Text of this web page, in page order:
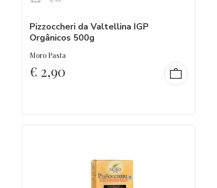
Pizzoccheri da Valtellina IGP
Orgânicos 500g
Moro Pasta
€ 2,90